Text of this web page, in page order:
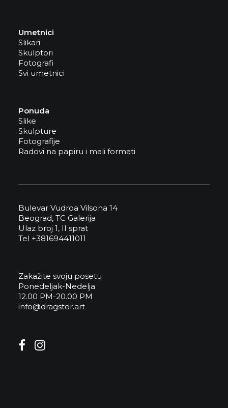
Umetnici
Slikari
Skulptori
Fotografi
Svi umetnici
Ponuda
Slike
Skulpture
Fotografije
Radovi na papiru i mali formati
Bulevar Vudroa Vilsona 14
Beograd, TC Galerija
Ulaz broj 1, II sprat
Tel +381694411011
Zakažite svoju posetu
Ponedeljak-Nedelja
12.00 PM-20.00 PM
info@dragstor.art